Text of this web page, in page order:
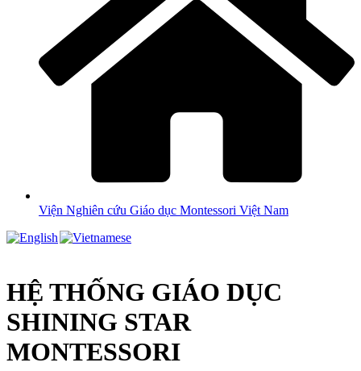
Viện Nghiên cứu Giáo dục Montessori Việt Nam
HỆ THỐNG GIÁO DỤC
SHINING STAR
MONTESSORI